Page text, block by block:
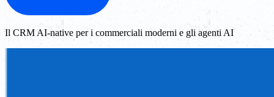
Il CRM AI-native per i commerciali moderni e gli agenti AI